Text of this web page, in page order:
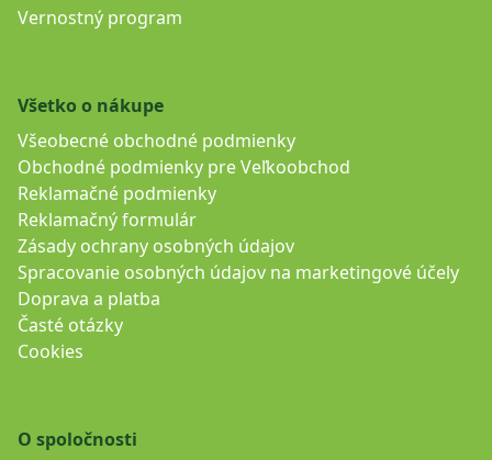
Vernostný program
Všetko o nákupe
Všeobecné obchodné podmienky
Obchodné podmienky pre Veľkoobchod
Reklamačné podmienky
Reklamačný formulár
Zásady ochrany osobných údajov
Spracovanie osobných údajov na marketingové účely
Doprava a platba
Časté otázky
Cookies
O spoločnosti